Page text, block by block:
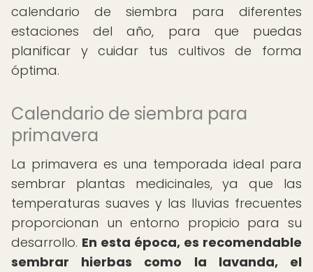
calendario de siembra para diferentes
estaciones del año, para que puedas
planificar y cuidar tus cultivos de forma
óptima.
Calendario de siembra para
primavera
La primavera es una temporada ideal para
sembrar plantas medicinales, ya que las
temperaturas suaves y las lluvias frecuentes
proporcionan un entorno propicio para su
desarrollo. En esta época, es recomendable
sembrar hierbas como la lavanda, el